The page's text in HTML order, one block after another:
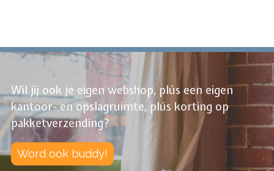
Wil jij ook je eigen webshop, plús een eigen
kantoor- en opslagruimte, plús korting op
pakketverzending?
Word ook buddy!